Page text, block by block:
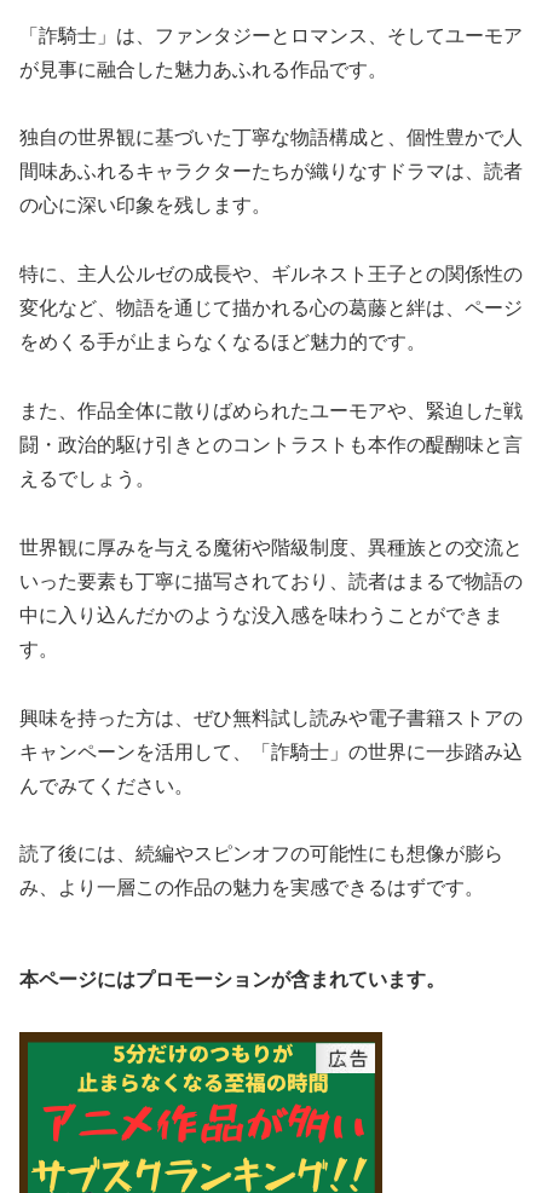
「詐騎士」は、ファンタジーとロマンス、そしてユーモア
が見事に融合した魅力あふれる作品です。
独自の世界観に基づいた丁寧な物語構成と、個性豊かで人
間味あふれるキャラクターたちが織りなすドラマは、読者
の心に深い印象を残します。
特に、主人公ルゼの成長や、ギルネスト王子との関係性の
変化など、物語を通じて描かれる心の葛藤と絆は、ページ
をめくる手が止まらなくなるほど魅力的です。
また、作品全体に散りばめられたユーモアや、緊迫した戦
闘・政治的駆け引きとのコントラストも本作の醍醐味と言
えるでしょう。
世界観に厚みを与える魔術や階級制度、異種族との交流と
いった要素も丁寧に描写されており、読者はまるで物語の
中に入り込んだかのような没入感を味わうことができま
す。
興味を持った方は、ぜひ無料試し読みや電子書籍ストアの
キャンペーンを活用して、「詐騎士」の世界に一歩踏み込
んでみてください。
読了後には、続編やスピンオフの可能性にも想像が膨ら
み、より一層この作品の魅力を実感できるはずです。
本ページにはプロモーションが含まれています。